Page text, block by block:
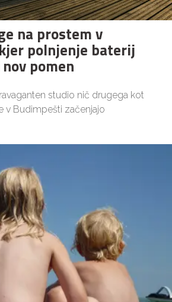
na prostem v
polnjenje baterij
pomen
studio nič drugega kot
v Budimpešti začenjajo